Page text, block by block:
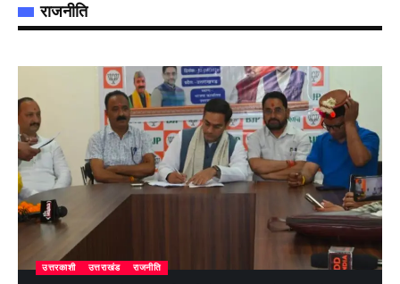
राजनीति
उत्तरकाशी उत्तराखंड राजनीति